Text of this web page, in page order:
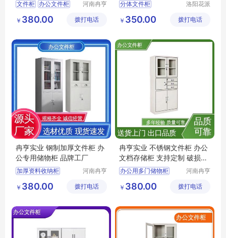
文件柜 办公文件柜
学校文件柜
河南冉亨
公司
￥ 380.00 拨打电话
分体文件柜
办公专用储物柜
钢制加厚收纳柜
洛阳花派
有限公司
￥ 350.00 拨打电话
冉亨实业 钢制加厚文件柜 办
公专用储物柜 品牌工厂
加厚资料收纳柜
双门资料收纳柜
保密文件柜
河南冉亨
公司
￥ 380.00 拨打电话
冉亨实业 不锈钢文件柜 办公
文档存储柜 支持定制 破损包
赔
办公用多门储物柜
档案保管柜
高档办公储物柜
河南冉亨
公司
￥ 380.00 拨打电话